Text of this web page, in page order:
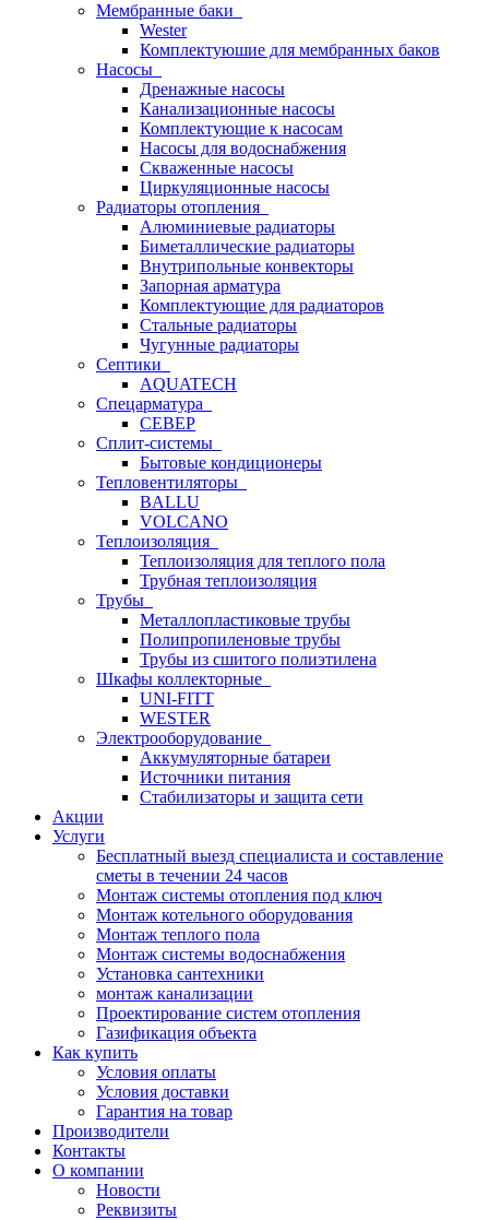
Мембранные баки
Wester
Комплектуюшие для мембранных баков
Насосы
Дренажные насосы
Канализационные насосы
Комплектующие к насосам
Насосы для водоснабжения
Скваженные насосы
Циркуляционные насосы
Радиаторы отопления
Алюминиевые радиаторы
Биметаллические радиаторы
Внутрипольные конвекторы
Запорная арматура
Комплектующие для радиаторов
Стальные радиаторы
Чугунные радиаторы
Септики
AQUATECH
Спецарматура
СЕВЕР
Сплит-системы
Бытовые кондиционеры
Тепловентиляторы
BALLU
VOLCANO
Теплоизоляция
Теплоизоляция для теплого пола
Трубная теплоизоляция
Трубы
Металлопластиковые трубы
Полипропиленовые трубы
Трубы из сшитого полиэтилена
Шкафы коллекторные
UNI-FITT
WESTER
Электрооборудование
Аккумуляторные батареи
Источники питания
Стабилизаторы и защита сети
Акции
Услуги
Бесплатный выезд специалиста и составление
сметы в течении 24 часов
Монтаж системы отопления под ключ
Монтаж котельного оборудования
Монтаж теплого пола
Монтаж системы водоснабжения
Установка сантехники
монтаж канализации
Проектирование систем отопления
Газификация объекта
Как купить
Условия оплаты
Условия доставки
Гарантия на товар
Производители
Контакты
О компании
Новости
Реквизиты